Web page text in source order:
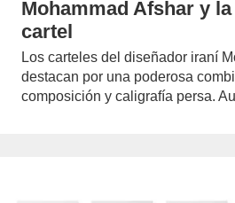
Mohammad Afshar y
cartel
Los carteles del diseñador iraní
destacan por una poderosa
composición y caligrafía persa.